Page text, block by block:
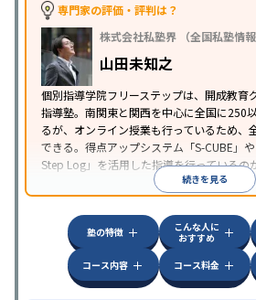
特徴
中高一貫校生に対応
保証制度あり
授業の振替可
トを利用 オンライン対応
講習のみの受講可
専門家の評価・評判は？
株式会社私塾界 （全国私塾情
山田未知之
個別指導学院フリーステップは、開成教育
指導塾。南関東と関西を中心に全国に250
るが、オンライン授業も行っているため、
できる。得点アップシステム「S-CUBE」
Step Log」を活用した指導を行っているの
続きを見る
塾の特徴
こんな人に
おすすめ
コース内容
コース料金